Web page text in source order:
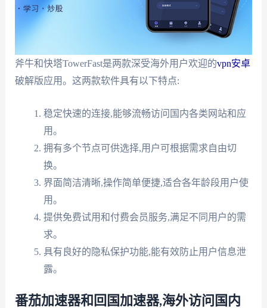
斧牛和快塔TowerFast是两款深受海外用户欢迎的vpn安卓
破解版应用。这两款软件具有以下特点:
稳定快速的连接,能够流畅访问国内各类网站和应
用。
拥有多个节点可供选择,用户可根据需求自由切
换。
界面简洁清晰,操作简单便捷,适合各年龄段用户使
用。
提供免费试用和付费会员服务,满足不同用户的需
求。
具有良好的隐私保护功能,能有效防止用户信息泄
露。
番茄加速器和回国加速器,海外访问国内